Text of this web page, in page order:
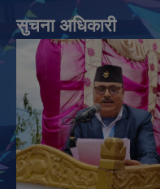
सुचना अधिकारी